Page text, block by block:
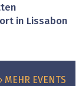
in Lissabon
MEHR EVENTS